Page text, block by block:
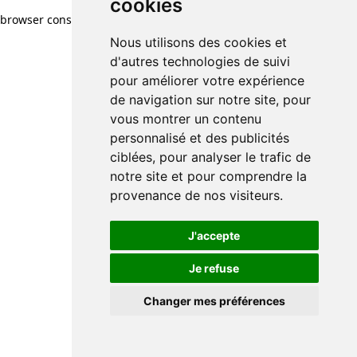
cookies
Nous utilisons des cookies et
d'autres technologies de suivi
pour améliorer votre expérience
de navigation sur notre site, pour
vous montrer un contenu
personnalisé et des publicités
ciblées, pour analyser le trafic de
notre site et pour comprendre la
provenance de nos visiteurs.
J'accepte
Je refuse
Changer mes préférences
browser console for more information)